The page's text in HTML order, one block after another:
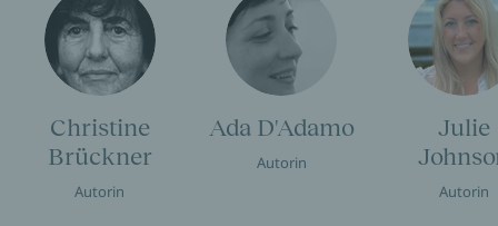
Christine
Brückner
Autorin
Ada D'Adamo
Autorin
Julie
Autorin